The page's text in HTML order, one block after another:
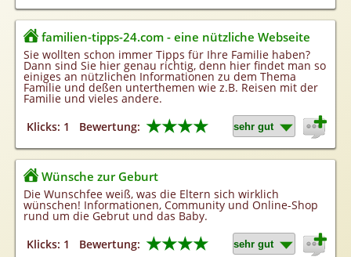
familien-tipps-24.com - eine nützliche Webseite
Sie wollten schon immer Tipps für Ihre Familie haben?
Dann sind Sie hier genau richtig, denn hier findet man so
einiges an nützlichen Informationen zu dem Thema
Familie und deßen unterthemen wie z.B. Reisen mit der
Familie und vieles andere.
Klicks: 1
Bewertung: ★★★★
Wünsche zur Geburt
Die Wunschfee weiß, was die Eltern sich wirklich
wünschen! Informationen, Community und Online-Shop
rund um die Gebrut und das Baby.
Klicks: 1
Bewertung: ★★★★